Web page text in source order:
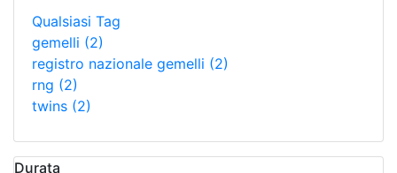
Qualsiasi Tag
gemelli (2)
registro nazionale gemelli (2)
rng (2)
twins (2)
Durata